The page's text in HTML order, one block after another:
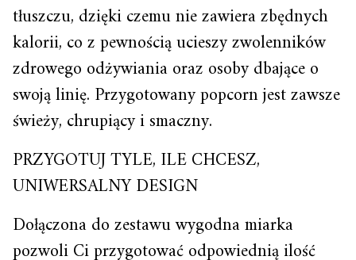
tłuszczu, dzięki czemu nie zawiera zbędnych
kalorii, co z pewnością ucieszy zwolenników
zdrowego odżywiania oraz osoby dbające o
swoją linię. Przygotowany popcorn jest zawsze
świeży, chrupiący i smaczny.
PRZYGOTUJ TYLE, ILE CHCESZ,
UNIWERSALNY DESIGN
Dołączona do zestawu wygodna miarka
pozwoli Ci przygotować odpowiednią ilość